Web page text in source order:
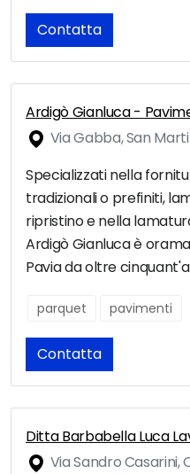
Contatta
Ardigò Gianluca -
Via Gabba, San
Specializzati nella
tradizionali o prefiniti,
ripristino e nella
Ardigò Gianluca è
Pavia da oltre
parquet pavimenti
Contatta
Ditta Barbabella Luca
Via Sandro Casarini,